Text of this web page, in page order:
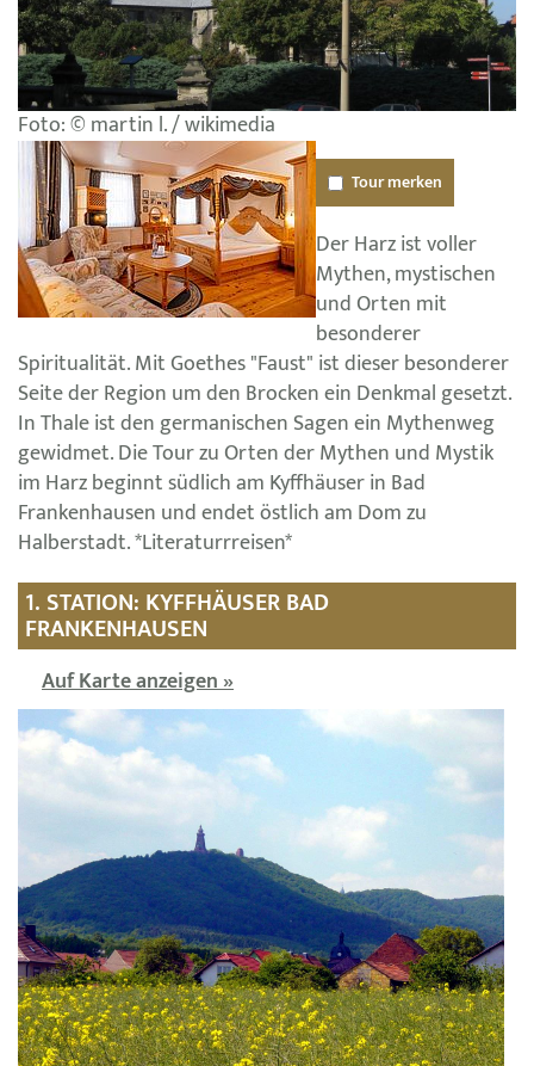
Foto: © martin l. / wikimedia
Tour merken
Der Harz ist voller
Mythen, mystischen
und Orten mit
besonderer
Spiritualität. Mit Goethes "Faust" ist dieser besonderer
Seite der Region um den Brocken ein Denkmal gesetzt.
In Thale ist den germanischen Sagen ein Mythenweg
gewidmet. Die Tour zu Orten der Mythen und Mystik
im Harz beginnt südlich am Kyffhäuser in Bad
Frankenhausen und endet östlich am Dom zu
Halberstadt. *Literaturrreisen*
1. STATION: KYFFHÄUSER BAD
FRANKENHAUSEN
Auf Karte anzeigen »